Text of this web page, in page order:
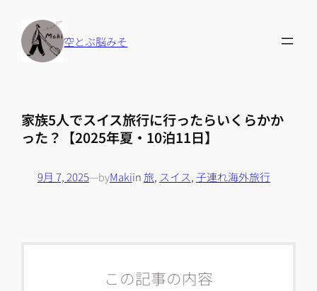
空とぶ脳みそ
家族5人でスイス旅行に行ったらいくらかか
った？【2025年夏・10泊11日】
9月 7, 2025—byMakiin旅, スイス, 子連れ海外旅行
この記事の内容